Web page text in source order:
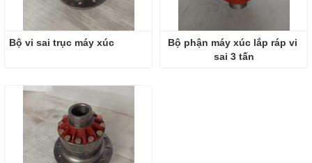
Bộ vi sai trục máy xúc
Bộ phận máy xúc lắp ráp vi
sai 3 tấn